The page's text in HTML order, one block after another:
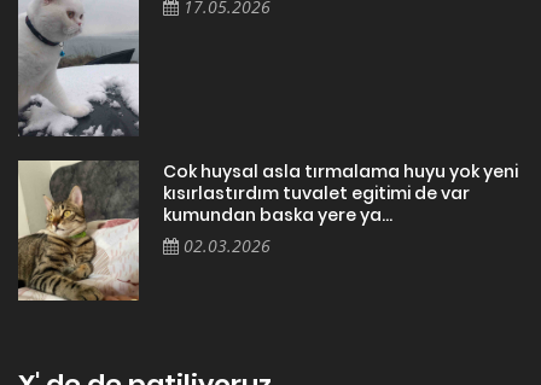
17.05.2026
Cok huysal asla tırmalama huyu yok yeni
kısırlastırdım tuvalet egitimi de var
kumundan baska yere ya...
02.03.2026